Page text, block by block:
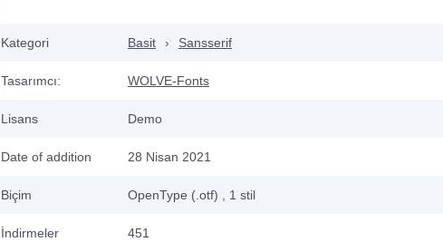
Kategori Basit › Sansserif
Tasarımcı: WOLVE-Fonts
Lisans Demo
Date of addition 28 Nisan 2021
Biçim OpenType (.otf) , 1 stil
İndirmeler 451